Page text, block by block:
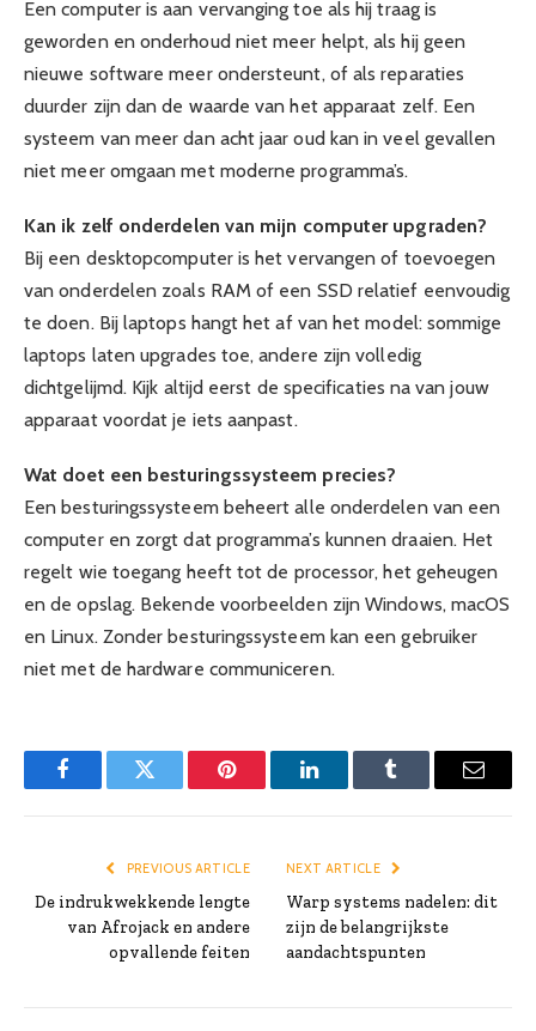
Een computer is aan vervanging toe als hij traag is
geworden en onderhoud niet meer helpt, als hij geen
nieuwe software meer ondersteunt, of als reparaties
duurder zijn dan de waarde van het apparaat zelf. Een
systeem van meer dan acht jaar oud kan in veel gevallen
niet meer omgaan met moderne programma’s.
Kan ik zelf onderdelen van mijn computer upgraden?
Bij een desktopcomputer is het vervangen of toevoegen
van onderdelen zoals RAM of een SSD relatief eenvoudig
te doen. Bij laptops hangt het af van het model: sommige
laptops laten upgrades toe, andere zijn volledig
dichtgelijmd. Kijk altijd eerst de specificaties na van jouw
apparaat voordat je iets aanpast.
Wat doet een besturingssysteem precies?
Een besturingssysteem beheert alle onderdelen van een
computer en zorgt dat programma’s kunnen draaien. Het
regelt wie toegang heeft tot de processor, het geheugen
en de opslag. Bekende voorbeelden zijn Windows, macOS
en Linux. Zonder besturingssysteem kan een gebruiker
niet met de hardware communiceren.
FacebookTwitter Pinterest LinkedInTumblr Email
PREVIOUS ARTICLE
De indrukwekkende lengte
van Afrojack en andere
opvallende feiten
NEXT ARTICLE
Warp systems nadelen: dit
zijn de belangrijkste
aandachtspunten